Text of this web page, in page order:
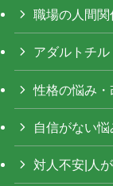
職場の人間関
アダルトチ
性格の悩み・
自信がない
対人不安|人